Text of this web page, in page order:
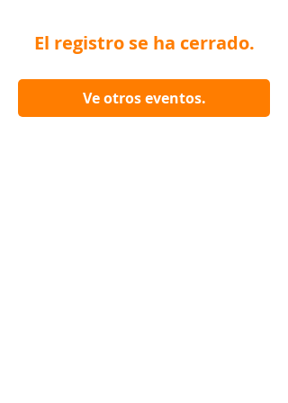
El registro se ha cerrado.
Ve otros eventos.